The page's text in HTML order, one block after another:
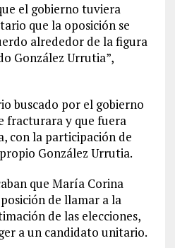
el gobierno tuviera
que la oposición se
alrededor de la figura
González Urrutia”,
buscado por el gobierno
fracturara y que fuera
con la participación de
González Urrutia.
que María Corina
de llamar a la
de las elecciones,
a un candidato unitario.